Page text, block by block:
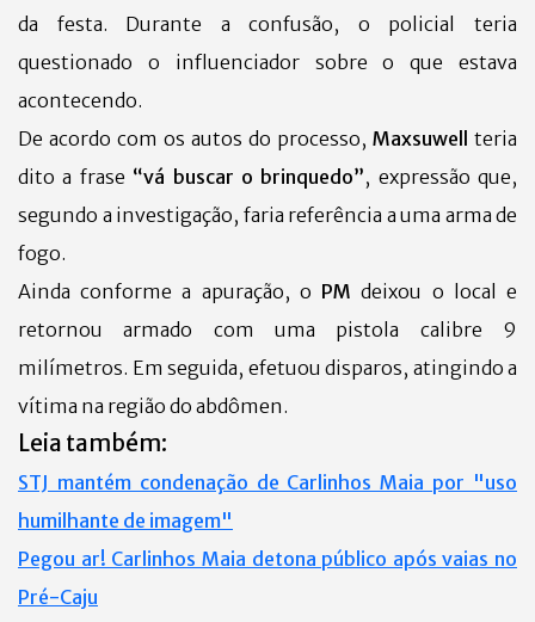
da festa. Durante a confusão, o policial teria
questionado o influenciador sobre o que estava
acontecendo.
De acordo com os autos do processo, Maxsuwell teria
dito a frase “vá buscar o brinquedo”, expressão que,
segundo a investigação, faria referência a uma arma de
fogo.
Ainda conforme a apuração, o PM deixou o local e
retornou armado com uma pistola calibre 9
milímetros. Em seguida, efetuou disparos, atingindo a
vítima na região do abdômen.
Leia também:
STJ mantém condenação de Carlinhos Maia por "uso
humilhante de imagem"
Pegou ar! Carlinhos Maia detona público após vaias no
Pré-Caju